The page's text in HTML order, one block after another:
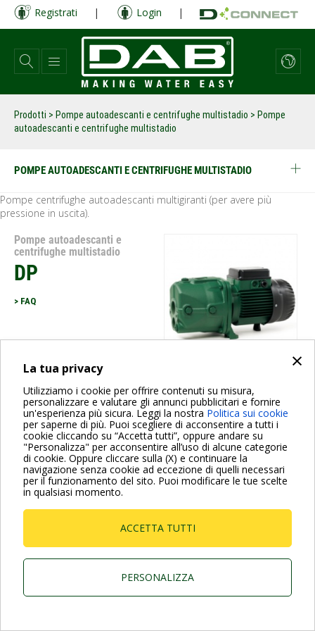
×
La tua privacy
Utilizziamo i cookie per offrire contenuti su misura,
personalizzare e valutare gli annunci pubblicitari e fornire
un'esperienza più sicura. Leggi la nostra Politica sui cookie
per saperne di più. Puoi scegliere di acconsentire a tutti i
cookie cliccando su “Accetta tutti”, oppure andare su
"Personalizza" per acconsentire all’uso di alcune categorie
di cookie. Oppure cliccare sulla (X) e continuare la
navigazione senza cookie ad eccezione di quelli necessari
per il funzionamento del sito. Puoi modificare le tue scelte
in qualsiasi momento.
ACCETTA TUTTI
PERSONALIZZA
Salta
contenuto
principale
Registrati | Login |
Prodotti > Pompe autoadescanti e centrifughe multistadio > Pompe
autoadescanti e centrifughe multistadio
POMPE AUTOADESCANTI E CENTRIFUGHE MULTISTADIO
Pompe centrifughe autoadescanti multigiranti (per avere più
pressione in uscita).
Pompe autoadescanti e
centrifughe multistadio
DP
> FAQ
Dab Pumps Spa © Via Marco Polo, 14 Mestrino
Padova - Italy Tel. +39.049.5125000 Fax
+39.049.5125950
P.I. 03675230282 - R.E.A. Padova N. 328200- Cap.
Soc. Euro €10.000.000 i.v.